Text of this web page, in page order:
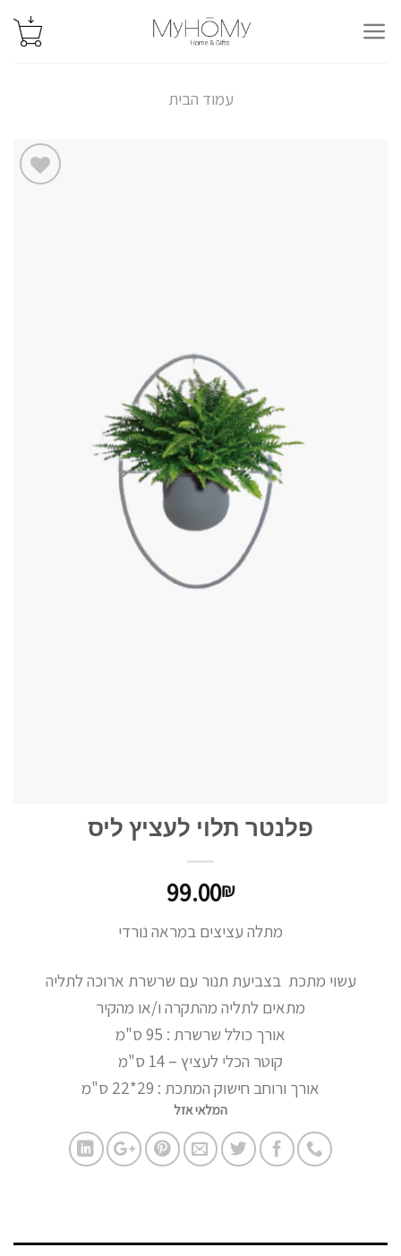
עמוד הבית
פלנטר תלוי לעציץ ליס
₪
99.00
מתלה עציצים במראה נורדי
עשוי מתכת בצביעת תנור עם שרשרת ארוכה לתליה
מתאים לתליה מהתקרה ו/או מהקיר
אורך כולל שרשרת : 95 ס"מ
קוטר הכלי לעציץ – 14 ס"מ
אורך ורוחב חישוק המתכת : 29*22 ס"מ
המלאי אזל